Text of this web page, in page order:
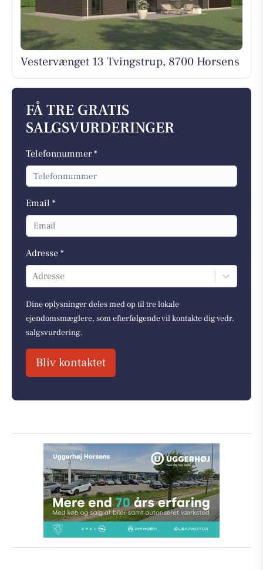
Vestervænget 13 Tvingstrup, 8700 Horsens
FÅ TRE GRATIS
SALGSVURDERINGER
Telefonnummer *
Email *
Adresse *
Adresse
Dine oplysninger deles med op til tre lokale
ejendomsmæglere, som efterfølgende vil kontakte dig vedr.
salgsvurdering.
Bliv kontaktet